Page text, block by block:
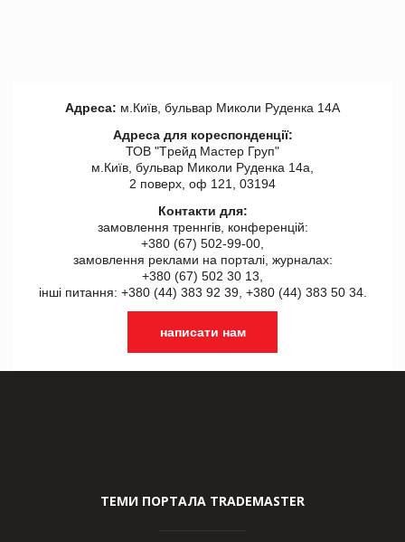
Адреса: м.Київ, бульвар Миколи Руденка 14А
Адреса для кореспонденції:
ТОВ "Tрейд Мастер Груп"
м.Київ, бульвар Миколи Руденка 14а,
2 поверх, оф 121, 03194
Контакти для:
замовлення треннгів, конференцій:
+380 (67) 502-99-00,
замовлення реклами на порталі, журналах:
+380 (67) 502 30 13,
інші питання: +380 (44) 383 92 39, +380 (44) 383 50 34.
написати нам
ТЕМИ ПОРТАЛА TRADEMASTER